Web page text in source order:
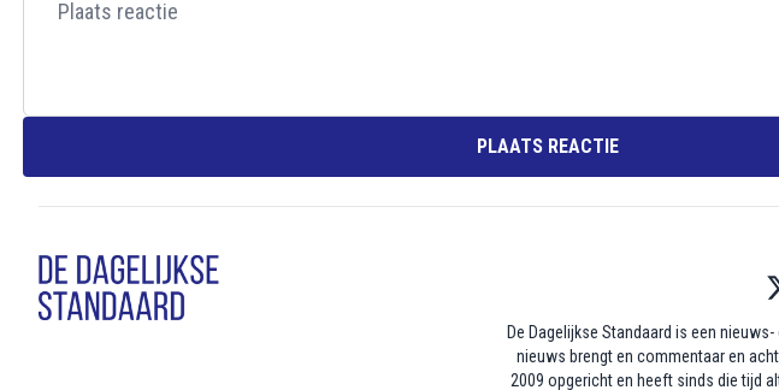
PLAATS REACTIE
De Dagelijkse Standaard is een
nieuws brengt en commentaar en
2009 opgericht en heeft sinds die tijd